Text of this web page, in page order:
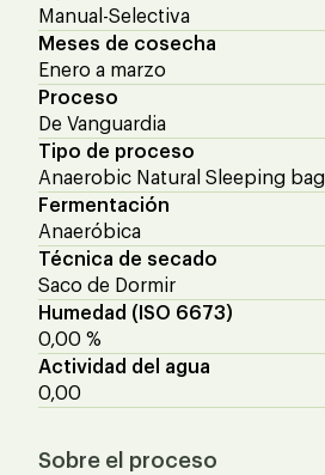
Manual-Selectiva
Meses de cosecha
Enero a marzo
Proceso
De Vanguardia
Tipo de proceso
Anaerobic Natural Sleeping bag
Fermentación
Anaeróbica
Técnica de secado
Saco de Dormir
Humedad (ISO 6673)
0,00 %
Actividad del agua
0,00
Sobre el proceso